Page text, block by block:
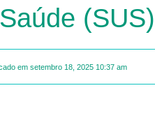
(SUS)
em setembro 18, 2025 10:37 am